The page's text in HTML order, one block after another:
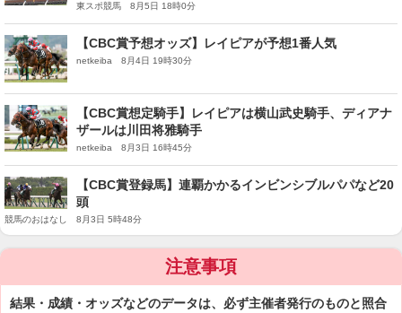
は？
東スポ競馬 8月5日 18時0分
【CBC賞予想オッズ】レイピアが予想1番人気
netkeiba 8月4日 19時30分
【CBC賞想定騎手】レイピアは横山武史騎手、ディアナ
ザールは川田将雅騎手
netkeiba 8月3日 16時45分
【CBC賞登録馬】連覇かかるインビンシブルパパなど20
頭
競馬のおはなし 8月3日 5時48分
注意事項
結果・成績・オッズなどのデータは、必ず主催者発行のものと照合